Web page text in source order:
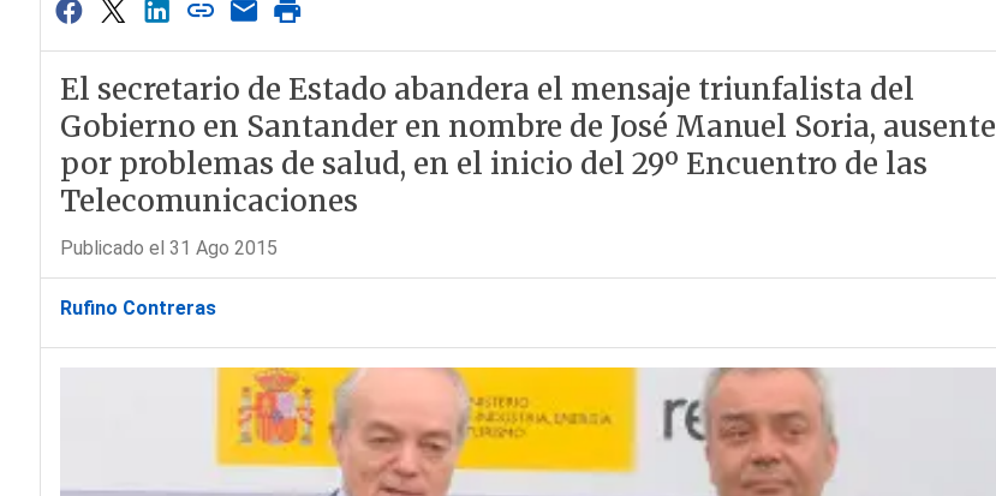
El secretario de Estado abandera el mensaje triunfalista del
Gobierno en Santander en nombre de José Manuel Soria, ausente
por problemas de salud, en el inicio del 29º Encuentro de las
Telecomunicaciones
Publicado el 31 Ago 2015
Rufino Contreras